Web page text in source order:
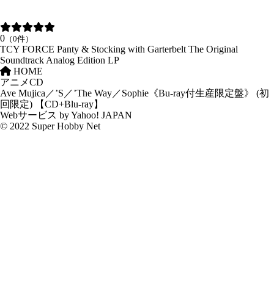
0 （0件）
TCY FORCE Panty & Stocking with Garterbelt The Original
Soundtrack Analog Edition LP
HOME
アニメCD
Ave Mujica／’S／’The Way／Sophie《Bu-ray付生産限定盤》 (初
回限定) 【CD+Blu-ray】
Webサービス by Yahoo! JAPAN
© 2022 Super Hobby Net